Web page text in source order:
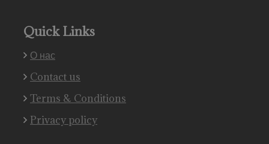
Quick Links
О нас
Contact us
Terms & Conditions
Privacy policy